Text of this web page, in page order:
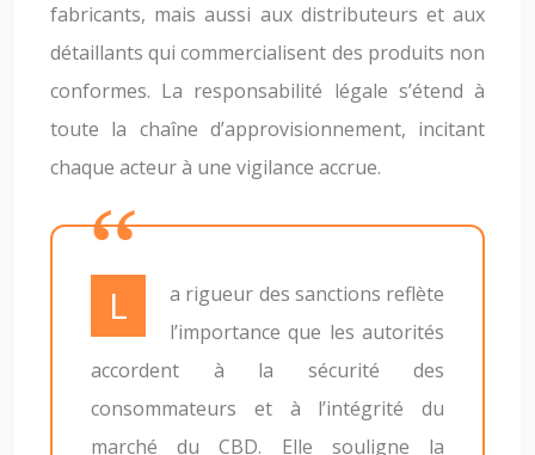
fabricants, mais aussi aux distributeurs et aux
détaillants qui commercialisent des produits non
conformes. La responsabilité légale s’étend à
toute la chaîne d’approvisionnement, incitant
chaque acteur à une vigilance accrue.
La rigueur des sanctions reflète
l’importance que les autorités
accordent à la sécurité des
consommateurs et à l’intégrité du
marché du CBD. Elle souligne la